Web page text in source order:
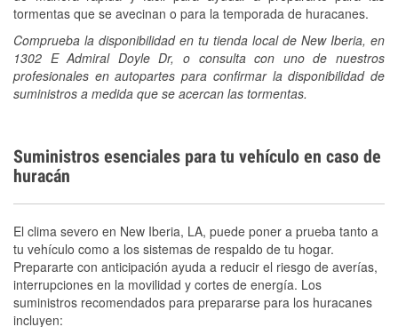
tormentas que se avecinan o para la temporada de huracanes.
Comprueba la disponibilidad en tu tienda local de New Iberia, en
1302 E Admiral Doyle Dr, o consulta con uno de nuestros
profesionales en autopartes para confirmar la disponibilidad de
suministros a medida que se acercan las tormentas.
Suministros esenciales para tu vehículo en caso de
huracán
El clima severo en New Iberia, LA, puede poner a prueba tanto a
tu vehículo como a los sistemas de respaldo de tu hogar.
Prepararte con anticipación ayuda a reducir el riesgo de averías,
interrupciones en la movilidad y cortes de energía. Los
suministros recomendados para prepararse para los huracanes
incluyen: